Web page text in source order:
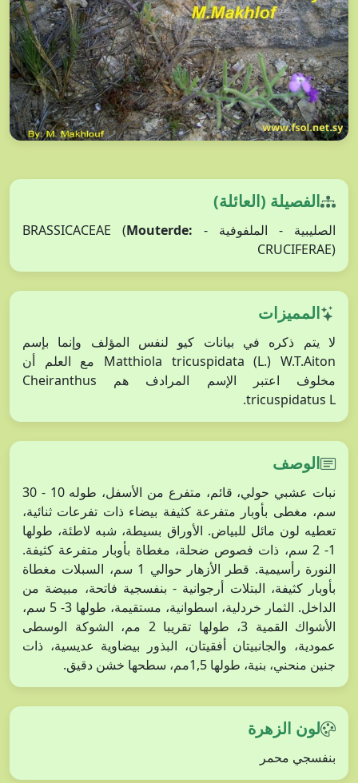
الفصيلة (العائلة)
الصليبية - الملفوفية - BRASSICACEAE ( Mouterde:
CRUCIFERAE)
المميزات
لا يتم ذكره في بيانات كيو لنفس المؤلف وإنما بإسم
Matthiola tricuspidata (L.) W.T.Aiton مع العلم أن
مخلوف اعتبر الإسم المرادف هم Cheiranthus
tricuspidatus L.
الوصف
نبات عشبي حولي، قائم، متفرع من الأسفل، طوله 10 - 30
سم، مغطى بأوبار متفرعة كثيفة بيضاء ذات تفرعات ثنائية،
تعطيه لون مائل للبياض. الأوراق بسيطة، شبه لاطئة، طولها
1- 2 سم، ذات فصوص ضحلة، مغطاة بأوبار متفرعة كثيفة.
النورة رأسيمية. قطر الأزهار حوالي 1 سم، السبلات مغطاة
بأوبار كثيفة، البتلات أرجوانية - بنفسجية فاتحة، مبيضة من
الداخل. الثمار خردلية، اسطوانية، مستقيمة، طولها 3- 5 سم،
الأشواك القمية 3، طولها تقريبا 2 مم، الشوكة الوسطى
عمودية، والجانبيتان أفقيتان، البذور بيضاوية عديسية، ذات
جنين منحني، بنية، طولها 1,5مم، سطحها خشن دقيق.
لون الزهرة
بنفسجي محمر